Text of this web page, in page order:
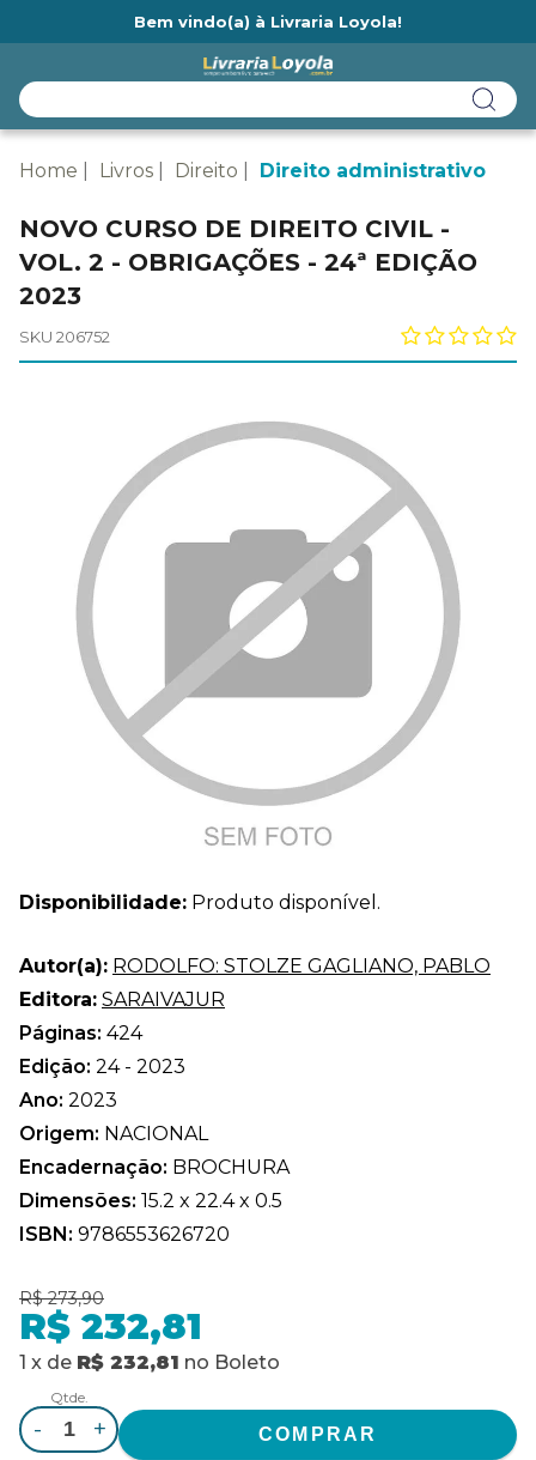
Bem vindo(a) à Livraria Loyola!
Home Livros Direito Direito administrativo
NOVO CURSO DE DIREITO CIVIL -
VOL. 2 - OBRIGAÇÕES - 24ª EDIÇÃO
2023
SKU 206752
Disponibilidade: Produto disponível.
Autor(a): RODOLFO: STOLZE GAGLIANO, PABLO
Editora: SARAIVAJUR
Páginas: 424
Edição: 24 - 2023
Ano: 2023
Origem: NACIONAL
Encadernação: BROCHURA
Dimensões: 15.2 x 22.4 x 0.5
ISBN: 9786553626720
R$ 273,90
R$ 232,81
1 x de R$ 232,81 no Boleto
Qtde.
- +